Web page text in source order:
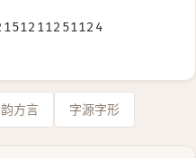
方言 字源字形